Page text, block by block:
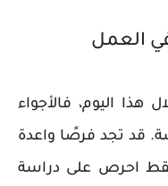
في العمل
هذا اليوم، فالأجواء
قد تجد فرصًا واعدة
احرص على دراسة